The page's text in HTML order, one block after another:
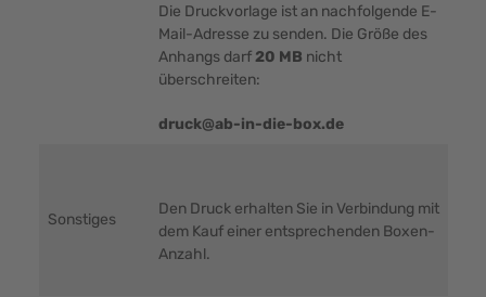
Die Druckvorlage ist an nachfolgende E-
Mail-Adresse zu senden. Die Größe des
Anhangs darf20 MB nicht
überschreiten:
druck@ab-in-die-box.de
Sonstiges
Den Druck erhalten Sie in Verbindung mit
dem Kauf einer entsprechenden Boxen-
Anzahl.